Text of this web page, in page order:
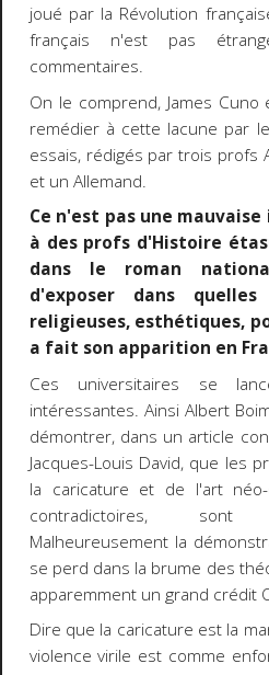
joué par la Révolution
français n'est pas
commentaires.
On le comprend, James
remédier à cette lacune par
essais, rédigés par trois profs
et un Allemand.
Ce n'est pas une
à des profs d'Histoire
dans le roman
d'exposer dans quelles
religieuses, esthétiques,
a fait son apparition en
Ces universitaires se
intéressantes. Ainsi Albert
démontrer, dans un article
Jacques-Louis David, que les
la caricature et de l'art néo-
contradictoires,
Malheureusement la
se perd dans la brume des
apparemment un grand crédit
Dire que la caricature est la
violence virile est comme